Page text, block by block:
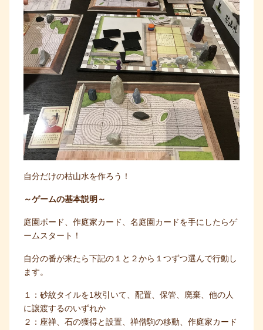
自分だけの枯山水を作ろう！
～ゲームの基本説明～
庭園ボード、作庭家カード、名庭園カードを手にしたらゲ
ームスタート！
自分の番が来たら下記の１と２から１つずつ選んで行動し
ます。
１：砂紋タイルを1枚引いて、配置、保管、廃棄、他の人
に譲渡するのいずれか
２：座禅、石の獲得と設置、禅僧駒の移動、作庭家カード